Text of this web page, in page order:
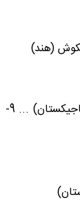
65 کیلوگرم: 1- سوجیت (هند) 2- امیدجان جلالوف (ازبکستان) 3- علبیگ علیبیگوف (بحرین) و عبدالمجید کودیف (تاجیکستان) ... 9-